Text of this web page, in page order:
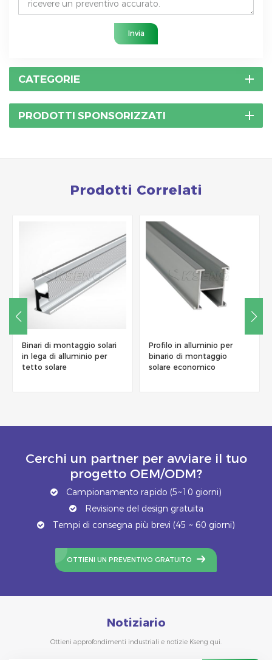
Invia
CATEGORIE
PRODOTTI SPONSORIZZATI
Prodotti Correlati
Binari di montaggio solari
in lega di alluminio per
tetto solare
Profilo in alluminio per
binario di montaggio
solare economico
Cerchi un partner per avviare il tuo
progetto OEM/ODM?
Campionamento rapido (5~10 giorni)
Revisione del design gratuita
Tempi di consegna più brevi (45 ~ 60 giorni)
OTTIENI UN PREVENTIVO GRATUITO
Notiziario
Ottieni approfondimenti industriali e notizie Kseng qui.